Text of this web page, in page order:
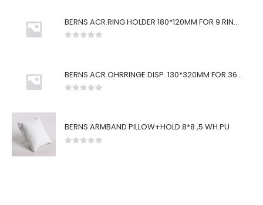
BERNS ACR.RING HOLDER 180*120MM FOR 9 RINGS
BERNS ACR.OHRRINGE DISP. 130*320MM FOR 36 PAIRS
BERNS ARMBAND PILLOW+HOLD.8*8 ,5 WH.PU